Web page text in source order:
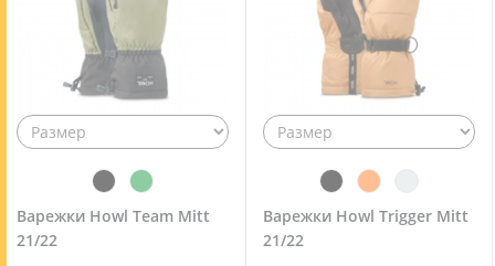
Варежки Howl Team Mitt
21/22
Варежки Howl Trigger Mitt
21/22